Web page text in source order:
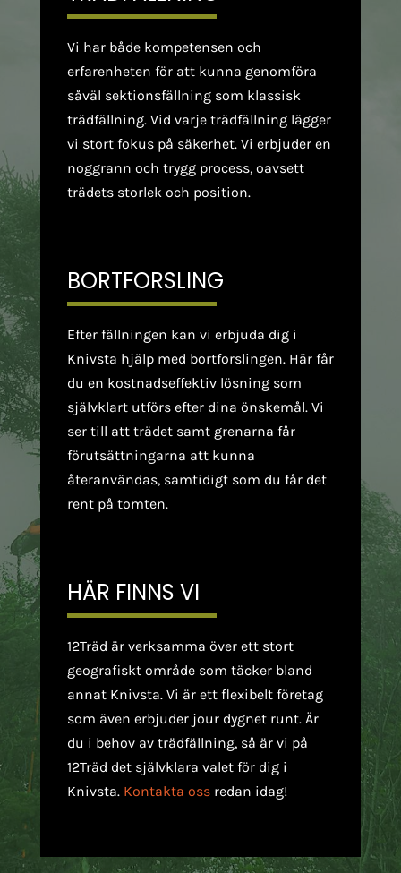
Vi har både kompetensen och
erfarenheten för att kunna genomföra
såväl sektionsfällning som klassisk
trädfällning. Vid varje trädfällning lägger
vi stort fokus på säkerhet. Vi erbjuder en
noggrann och trygg process, oavsett
trädets storlek och position.
BORTFORSLING
Efter fällningen kan vi erbjuda dig i
Knivsta hjälp med bortforslingen. Här får
du en kostnadseffektiv lösning som
självklart utförs efter dina önskemål. Vi
ser till att trädet samt grenarna får
förutsättningarna att kunna
återanvändas, samtidigt som du får det
rent på tomten.
HÄR FINNS VI
12Träd är verksamma över ett stort
geografiskt område som täcker bland
annat Knivsta. Vi är ett flexibelt företag
som även erbjuder jour dygnet runt. Är
du i behov av trädfällning, så är vi på
12Träd det självklara valet för dig i
Knivsta. Kontakta ossredan idag!